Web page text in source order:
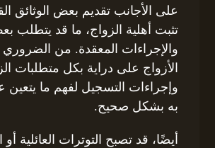
على الأجانب تقديم بعض الوثائق
تثبت أهلية الزواج، ما قد يتطلب
والإجراءات المعقدة. من
الأزواج على دراية بكل متطلبات
وإجراءات التسجيل لفهم ما يتعين
به بشكل صحيح.
أيضًا، قد تصبح التوترات العائلية أو